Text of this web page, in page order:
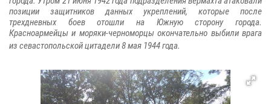
позиции защитников данных укреплений, которые после
трехдневных боев отошли на Южную сторону города.
Красноармейцы и моряки-черноморцы окончательно выбили врага
из севастопольской цитадели 8 мая 1944 года.